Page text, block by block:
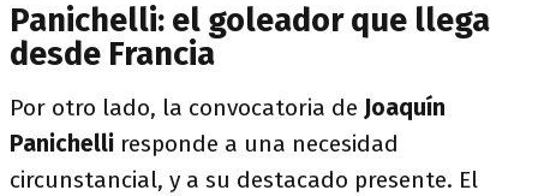
Panichelli: el goleador que llega
desde Francia
Por otro lado, la convocatoria de Joaquín
Panichelli responde a una necesidad
circunstancial, y a su destacado presente. El